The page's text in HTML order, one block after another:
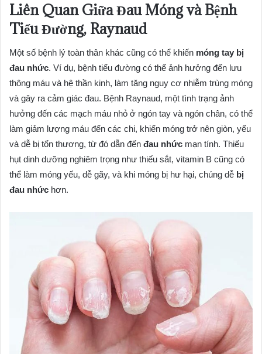
Liên Quan Giữa Đau Móng và Bệnh
Tiểu Đường, Raynaud
Một số bệnh lý toàn thân khác cũng có thể khiến móng tay bị
đau nhức. Ví dụ, bệnh tiểu đường có thể ảnh hưởng đến lưu
thông máu và hệ thần kinh, làm tăng nguy cơ nhiễm trùng móng
và gây ra cảm giác đau. Bệnh Raynaud, một tình trạng ảnh
hưởng đến các mạch máu nhỏ ở ngón tay và ngón chân, có thể
làm giảm lượng máu đến các chi, khiến móng trở nên giòn, yếu
và dễ bị tổn thương, từ đó dẫn đến đau nhức mạn tính. Thiếu
hụt dinh dưỡng nghiêm trọng như thiếu sắt, vitamin B cũng có
thể làm móng yếu, dễ gãy, và khi móng bị hư hại, chúng dễ bị
đau nhức hơn.